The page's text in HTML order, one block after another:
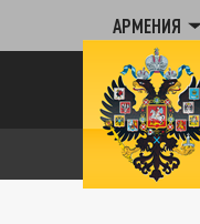
АРМЕНИЯ